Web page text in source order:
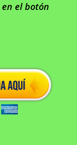
en el botón